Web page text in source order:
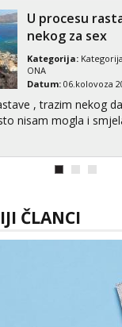
Obavijesti me kada
Zara
Čekam tvoj poziv!
Tel: 064/677-677- Kod:
tel:0,93€ - mob:1,12€ min
064/677-677
Mira
Čekam tvoj poziv!
U procesu
nekog za sex
Kategorija:
ONA
Datum: 06.kolovoza
, trazim nekog
nisam mogla i
ČLANCI